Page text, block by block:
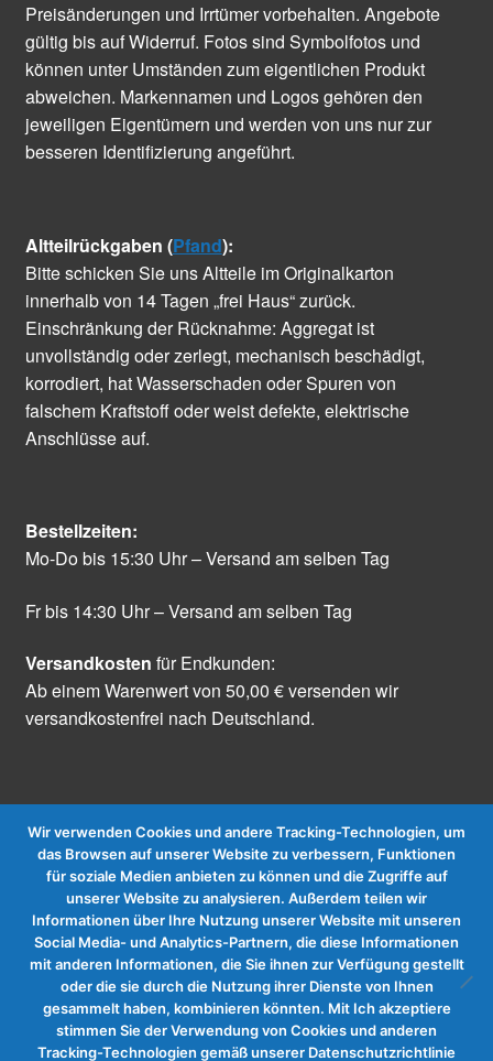
Preisänderungen und Irrtümer vorbehalten. Angebote
gültig bis auf Widerruf. Fotos sind Symbolfotos und
können unter Umständen zum eigentlichen Produkt
abweichen. Markennamen und Logos gehören den
jeweiligen Eigentümern und werden von uns nur zur
besseren Identifizierung angeführt.
Altteilrückgaben (Pfand):
Bitte schicken Sie uns Altteile im Originalkarton
innerhalb von 14 Tagen „frei Haus“ zurück.
Einschränkung der Rücknahme: Aggregat ist
unvollständig oder zerlegt, mechanisch beschädigt,
korrodiert, hat Wasserschaden oder Spuren von
falschem Kraftstoff oder weist defekte, elektrische
Anschlüsse auf.
Bestellzeiten:
Mo-Do bis 15:30 Uhr – Versand am selben Tag
Fr bis 14:30 Uhr – Versand am selben Tag
Versandkosten für Endkunden:
Ab einem Warenwert von 50,00 € versenden wir
versandkostenfrei nach Deutschland.
Vertrag widerrufen
Wir verwenden Cookies und andere Tracking-Technologien, um
das Browsen auf unserer Website zu verbessern, Funktionen
für soziale Medien anbieten zu können und die Zugriffe auf
unserer Website zu analysieren. Außerdem teilen wir
Informationen über Ihre Nutzung unserer Website mit unseren
Social Media- und Analytics-Partnern, die diese Informationen
mit anderen Informationen, die Sie ihnen zur Verfügung gestellt
oder die sie durch die Nutzung ihrer Dienste von Ihnen
gesammelt haben, kombinieren könnten. Mit Ich akzeptiere
stimmen Sie der Verwendung von Cookies und anderen
Tracking-Technologien gemäß unserer Datenschutzrichtlinie